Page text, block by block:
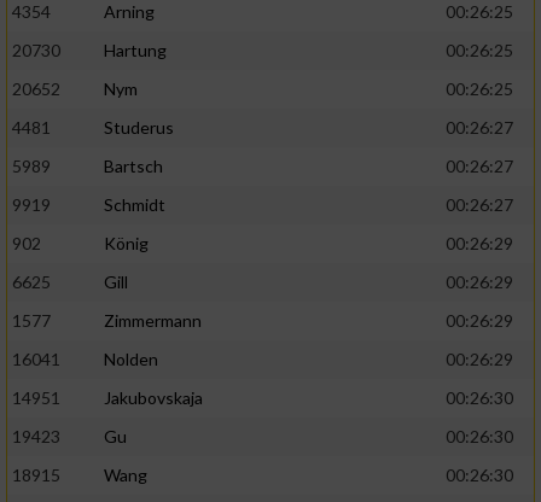
4354
Arning
00:26:25
20730
Hartung
00:26:25
20652
Nym
00:26:25
4481
Studerus
00:26:27
5989
Bartsch
00:26:27
9919
Schmidt
00:26:27
902
König
00:26:29
6625
Gill
00:26:29
1577
Zimmermann
00:26:29
16041
Nolden
00:26:29
14951
Jakubovskaja
00:26:30
19423
Gu
00:26:30
18915
Wang
00:26:30